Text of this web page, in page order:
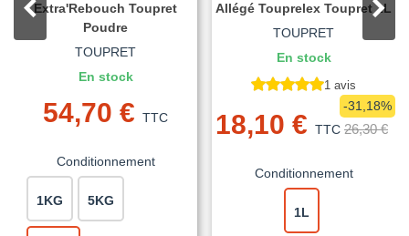
Extra'Rebouch Toupret
Poudre
TOUPRET
En stock
54,70 € TTC
Conditionnement
1KG 5KG
Allégé Touprelex Toupret 1L
TOUPRET
En stock
1 avis
18,10 € TTC 26,30 €
-31,18%
Conditionnement
1L